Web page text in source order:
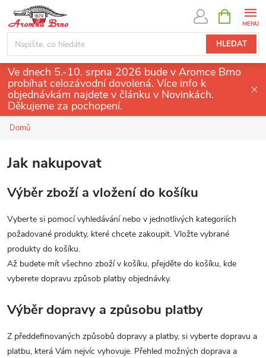
obsah
HLEDAT
NÁKUPNÍ
KOŠÍK
Ve dnech 5.-10. srpna 2026 bude v Aromce Brno
probíhat celozávodní dovolená. Více info k
objednávkám najdete v článku v Novinkách.
Děkujeme za pochopení.
Domů
Jak nakupovat
Výběr zboží a vložení do košíku
Vyberte si pomocí vyhledávání nebo v jednotlivých kategoriích
požadované produkty, které chcete zakoupit. Vložte vybrané
produkty do košíku.
Až budete mít všechno zboží v košíku, přejděte do košíku, kde
vyberete dopravu způsob platby objednávky.
Výběr dopravy a způsobu platby
Z předdefinovaných způsobů dopravy a platby, si vyberte dopravu a
platbu, která Vám nejvíc vyhovuje. Přehled možných doprava a